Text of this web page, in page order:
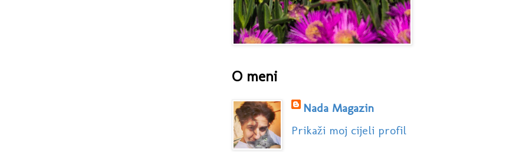
O meni
Nada Magazin
Prikaži moj cijeli profil